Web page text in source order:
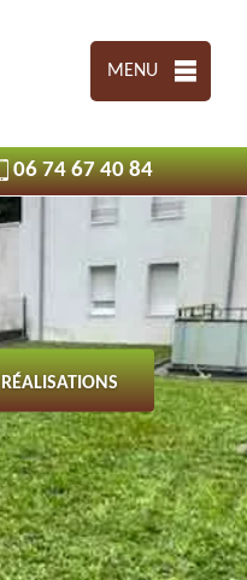
MENU
06 74 67 40 84
RÉALISATIONS